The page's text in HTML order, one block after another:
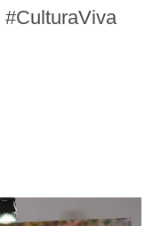
#CulturaViva